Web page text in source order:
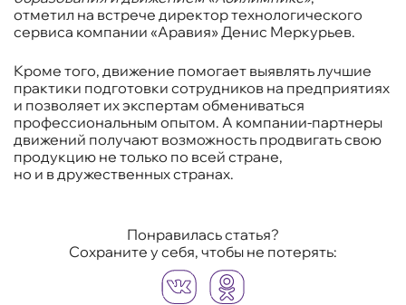
отметил на встрече директор технологического
сервиса компании «Аравия» Денис Меркурьев.
Кроме того, движение помогает выявлять лучшие
практики подготовки сотрудников на предприятиях
и позволяет их экспертам обмениваться
профессиональным опытом. А компании-партнеры
движений получают возможность продвигать свою
продукцию не только по всей стране,
но и в дружественных странах.
Понравилась статья?
Сохраните у себя, чтобы не потерять: